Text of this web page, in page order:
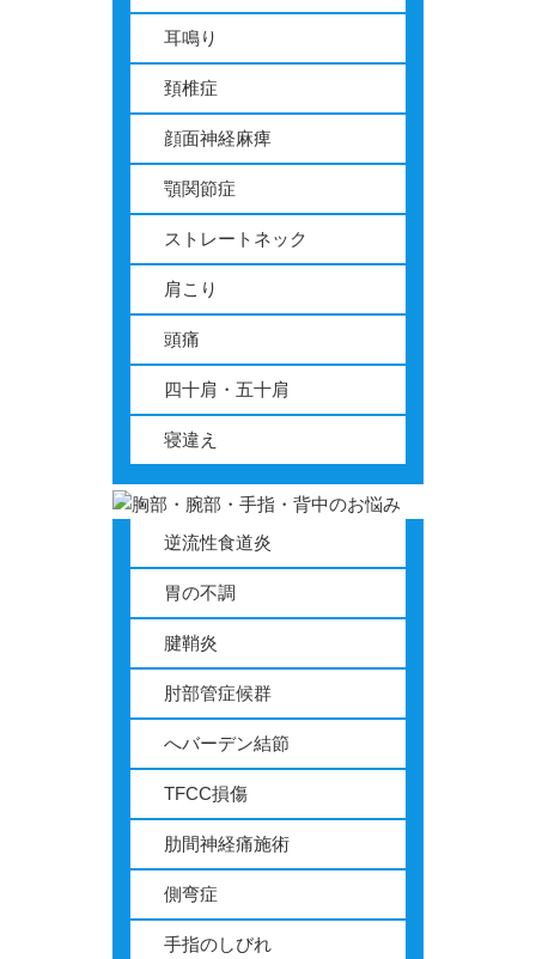
過敏性腸症候群
整体・マッサージとの違い
耳鳴り
頚椎症
顔面神経麻痺
顎関節症
ストレートネック
肩こり
頭痛
四十肩・五十肩
寝違え
逆流性食道炎
胃の不調
腱鞘炎
肘部管症候群
へバーデン結節
TFCC損傷
肋間神経痛施術
側弯症
手指のしびれ